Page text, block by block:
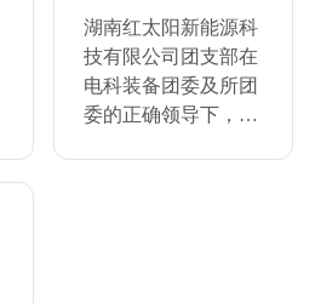
司党支部又组织全体
党员前往职工宿舍协
助...
绍...
湖南红太阳新能源科
技有限公司团支部在
电科装备团委及所团
委的正确领导下，以